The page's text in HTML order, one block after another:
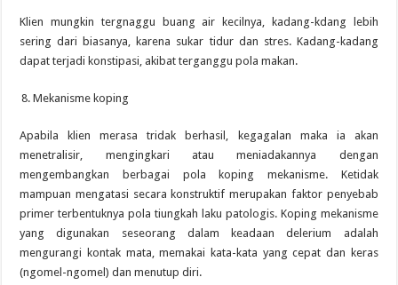
Klien mungkin tergnaggu buang air kecilnya, kadang-kdang lebih
sering dari biasanya, karena sukar tidur dan stres. Kadang-kadang
dapat terjadi konstipasi, akibat terganggu pola makan.
Mekanisme koping
Apabila klien merasa tridak berhasil, kegagalan maka ia akan
menetralisir, mengingkari atau meniadakannya dengan
mengembangkan berbagai pola koping mekanisme. Ketidak
mampuan mengatasi secara konstruktif merupakan faktor penyebab
primer terbentuknya pola tiungkah laku patologis. Koping mekanisme
yang digunakan seseorang dalam keadaan delerium adalah
mengurangi kontak mata, memakai kata-kata yang cepat dan keras
(ngomel-ngomel) dan menutup diri.